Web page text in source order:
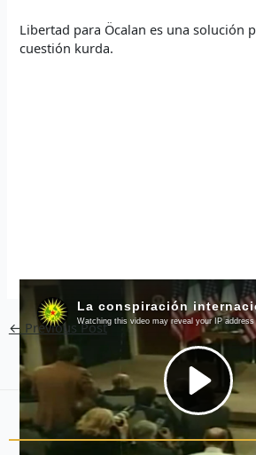
Libertad para Öcalan es una solución
cuestión kurda.
← Previous Post